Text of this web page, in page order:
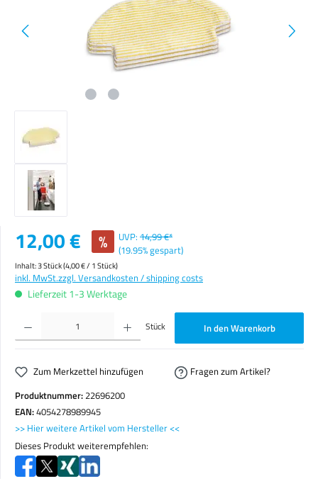
Verkaufspreis:
12,00 € % UVP: 14,99 €*
(19.95% gespart)
Inhalt:3 Stück(4,00 € / 1 Stück)
inkl. MwSt.zzgl. Versandkosten / shipping costs
Lieferzeit 1-3 Werktage
Produkt Anzahl: Gib den gewünschten Wert ein oder benutze die Schaltflächen um die Anzahl zu
Stück In den Warenkorb
Zum Merkzettel hinzufügen
Fragen zum Artikel?
Produktnummer:22696200
EAN:4054278989945
>> Hier weitere Artikel vom Hersteller <<
Dieses Produkt weiterempfehlen: